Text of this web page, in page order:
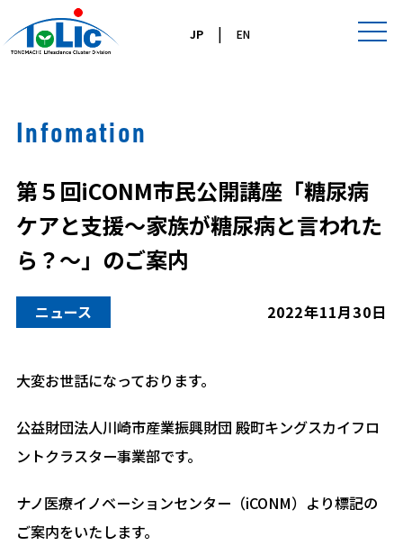
JP| EN
Infomation
第５回iCONM市民公開講座「糖尿病
ケアと支援～家族が糖尿病と言われた
ら？～」のご案内
ニュース 2022年11月30日
大変お世話になっております。
公益財団法人川崎市産業振興財団 殿町キングスカイフロ
ントクラスター事業部です。
ナノ医療イノベーションセンター（iCONM）より標記の
ご案内をいたします。